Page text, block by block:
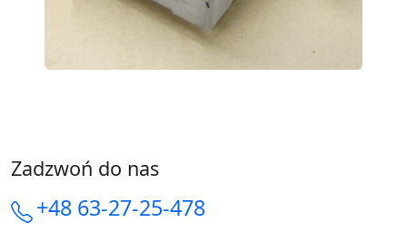
Zadzwoń do nas
+48 63-27-25-478